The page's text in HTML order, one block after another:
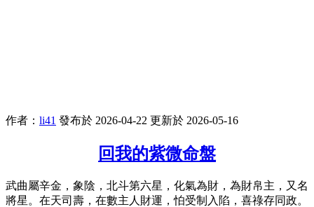
作者： li41 發布於 2026-04-22 更新於 2026-05-16
回我的紫微命盤
武曲屬辛金，象陰，北斗第六星，化氣為財，為財帛主，又名
將星。在天司壽，在數主人財運，怕受制入陷，喜祿存同政。